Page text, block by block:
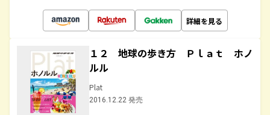
詳細を見る
１２ 地球の歩き方 Ｐｌａｔ ホノ
ルル
Plat
2016.12.22 発売